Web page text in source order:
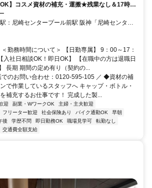
OK】コスメ資材の補充・運搬★残業なし＆17時ま
相談可◆20〜60代前半の男性活躍中／履歴書不
ンタープール前駅 阪神「尼崎センター
転車10分（徒歩25分） ※自転車通勤OK ※交通
勤務時間について＞ 【日勤専属】 9：00～17：
入社日相談OK！即日OK】 【在職中の方は退職日
長期 期間の定め有り（契約の...
でのお問い合わせ：0120-595-105 ／ ◆資材の補
で作業しているスタッフへ キャップ・ボトル・
補充するお仕事です！ 完成した製...
迎 副業・WワークOK
主婦・主夫歓迎
フリーター歓迎 社会保険あり バイク通勤OK
早朝
後 学歴不問 即日勤務OK 職場見学可
転勤なし
交通費全額支給